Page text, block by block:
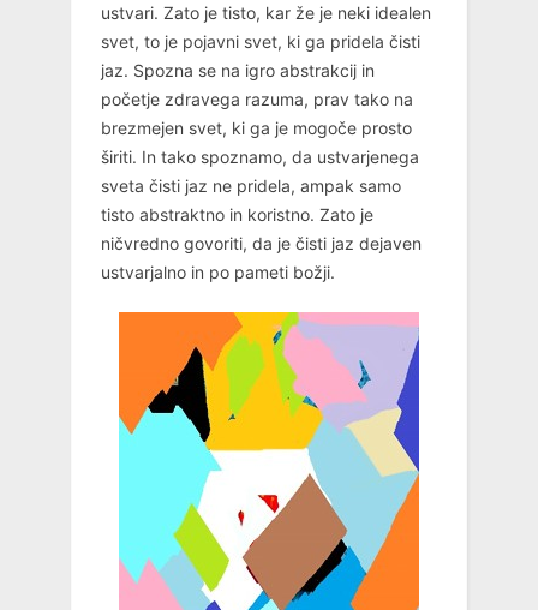
ustvari. Zato je tisto, kar že je neki idealen
svet, to je pojavni svet, ki ga pridela čisti
jaz. Spozna se na igro abstrakcij in
početje zdravega razuma, prav tako na
brezmejen svet, ki ga je mogoče prosto
širiti. In tako spoznamo, da ustvarjenega
sveta čisti jaz ne pridela, ampak samo
tisto abstraktno in koristno. Zato je
ničvredno govoriti, da je čisti jaz dejaven
ustvarjalno in po pameti božji.